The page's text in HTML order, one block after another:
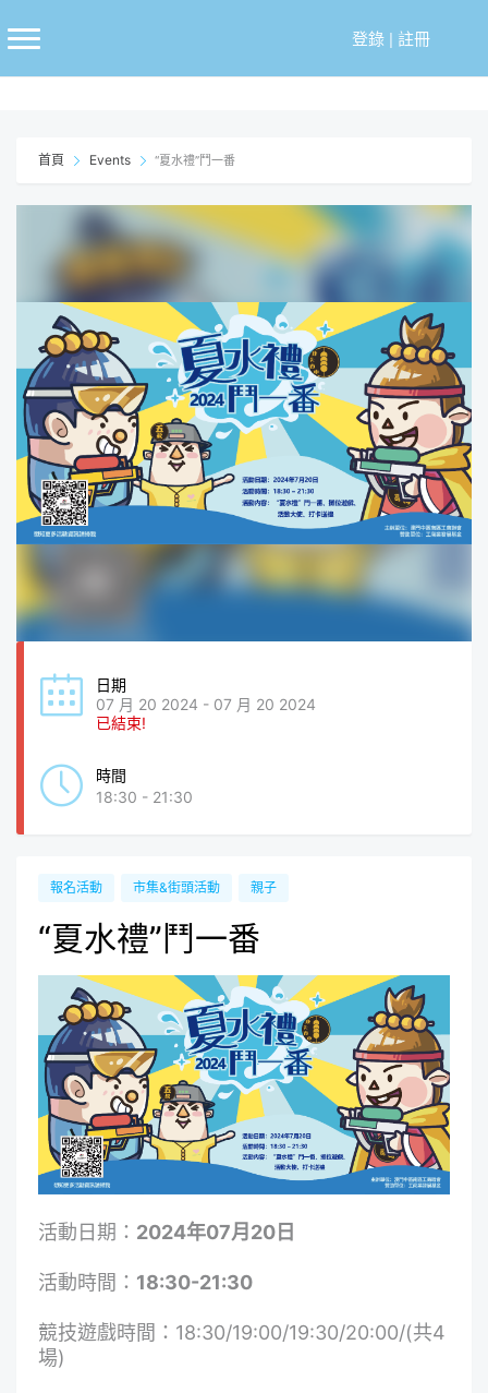
至
登錄| 註冊
首頁 Events “夏水禮”鬥一番
日期
07 月 20 2024 - 07 月 20 2024
已結束!
時間
18:30 - 21:30
報名活動 市集&街頭活動 親子
“夏水禮”鬥一番
活動日期： 2024年07月20日
活動時間： 18:30-21:30
競技遊戲時間：18:30/19:00/19:30/20:00/(共4
場)